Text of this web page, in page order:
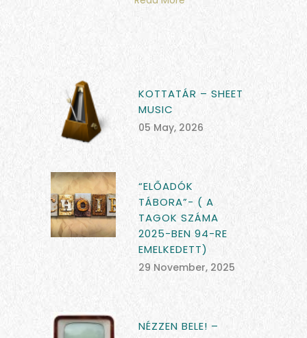
KOTTATÁR – SHEET
MUSIC
05 May, 2026
“ELŐADÓK
TÁBORA”- ( A
TAGOK SZÁMA
2025-BEN 94-RE
EMELKEDETT)
29 November, 2025
NÉZZEN BELE! –